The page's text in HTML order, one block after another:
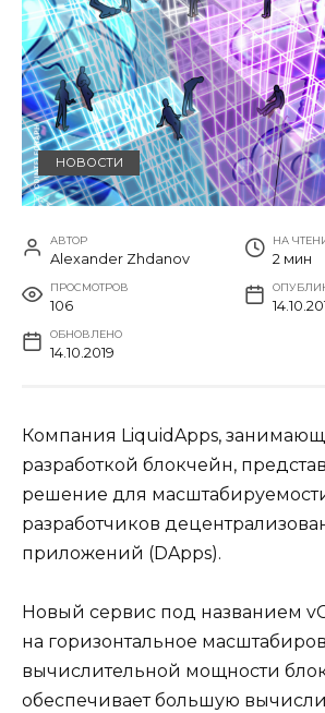
НОВОСТИ
АВТОР
Alexander Zhdanov
НА
2 мин
ПРОСМОТРОВ
106
ОБНОВЛЕНО
14.10.2019
Компания LiquidApps,
разработкой блокчейн,
решение для
разработчиков
приложений (DApps).
Новый сервис под названием
на горизонтальное
вычислительной мощности
обеспечивает большую